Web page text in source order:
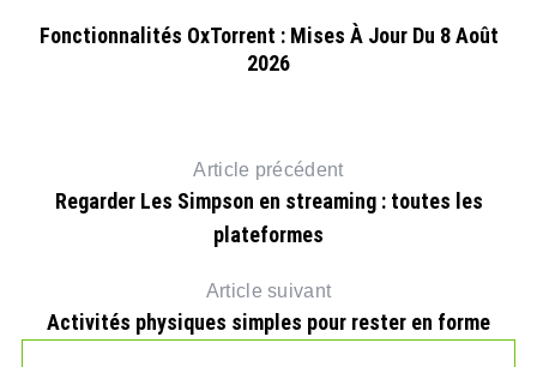
Fonctionnalités OxTorrent : Mises À Jour Du 8 Août
2026
Article précédent
Regarder Les Simpson en streaming : toutes les
plateformes
Article suivant
Activités physiques simples pour rester en forme